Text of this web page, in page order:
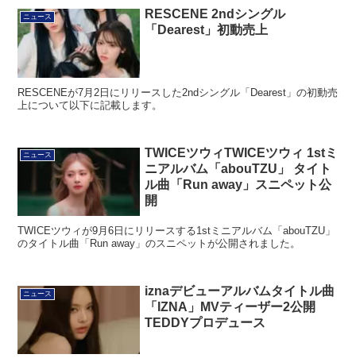
ニュース
RESCENE 2ndシングル
「Dearest」初動売上
RESCENEが7月2日にリリースした2ndシングル「Dearest」の初動売
上について以下に記載します。
ニュース
TWICEツウィTWICEツウィ 1stミ
ニアルバム「abouTZU」 タイト
ル曲「Run away」スニペット公
開
TWICEツウィが9月6日にリリースする1stミニアルバム「abouTZU」
のタイトル曲「Run away」のスニペットが公開されました。
ニュース
iznaデビューアルバムタイトル曲
「IZNA」MVティーザー2公開
TEDDYプロデュース